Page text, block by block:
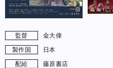
監督
金大偉
製作国
日本
配給
藤原書店